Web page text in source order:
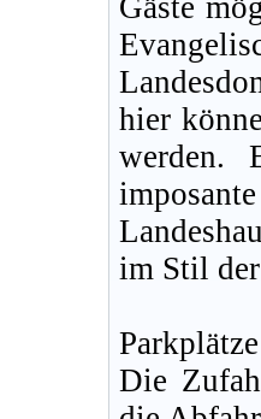
Gäste
hier
werden.
im Stil der
Die